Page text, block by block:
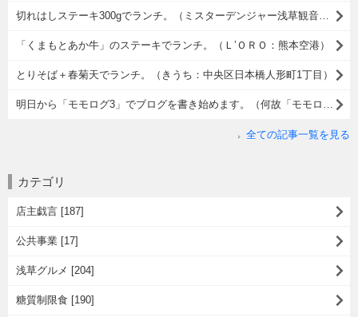
切れはしステーキ300gでランチ。（ミスターデンジャー浅草観音店：浅草2丁目）
「くまもとあか牛」のステーキでランチ。（Ｌ’ＯＲＯ：熊本空港）
とりそば＋春菊天でランチ。（きうち：中央区日本橋人形町1丁目）
明日から「モモログ3」でブログを書き始めます。（何故「モモログ3」なのかの理由）
全ての記事一覧を見る
カテゴリ
店主戯言 [187]
公共事業 [17]
浅草グルメ [204]
糖質制限食 [190]